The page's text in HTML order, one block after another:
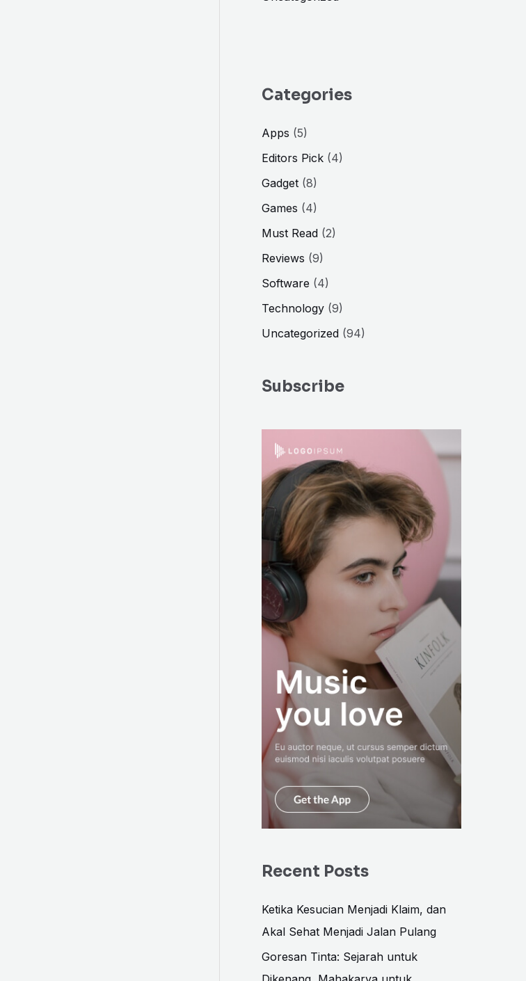
Categories
Apps (5)
Editors Pick (4)
Gadget (8)
Games (4)
Must Read (2)
Reviews (9)
Software (4)
Technology (9)
Uncategorized (94)
Subscribe
Recent Posts
Ketika Kesucian Menjadi Klaim, dan
Akal Sehat Menjadi Jalan Pulang
Goresan Tinta: Sejarah untuk